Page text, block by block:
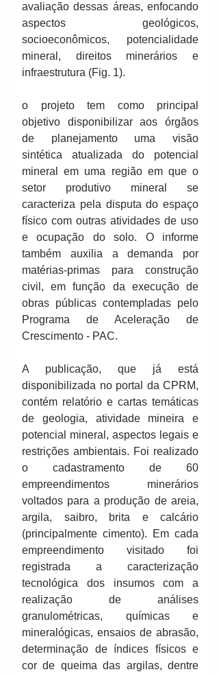
avaliação dessas áreas, enfocando
aspectos geológicos,
socioeconômicos, potencialidade
mineral, direitos minerários e
infraestrutura (Fig. 1).
o projeto tem como principal
objetivo disponibilizar aos órgãos
de planejamento uma visão
sintética atualizada do potencial
mineral em uma região em que o
setor produtivo mineral se
caracteriza pela disputa do espaço
físico com outras atividades de uso
e ocupação do solo. O informe
também auxilia a demanda por
matérias-primas para construção
civil, em função da execução de
obras públicas contempladas pelo
Programa de Aceleração de
Crescimento - PAC.
A publicação, que já está
disponibilizada no portal da CPRM,
contém relatório e cartas temáticas
de geologia, atividade mineira e
potencial mineral, aspectos legais e
restrições ambientais. Foi realizado
o cadastramento de 60
empreendimentos minerários
voltados para a produção de areia,
argila, saibro, brita e calcário
(principalmente cimento). Em cada
empreendimento visitado foi
registrada a caracterização
tecnológica dos insumos com a
realização de análises
granulométricas, químicas e
mineralógicas, ensaios de abrasão,
determinação de índices físicos e
cor de queima das argilas, dentre